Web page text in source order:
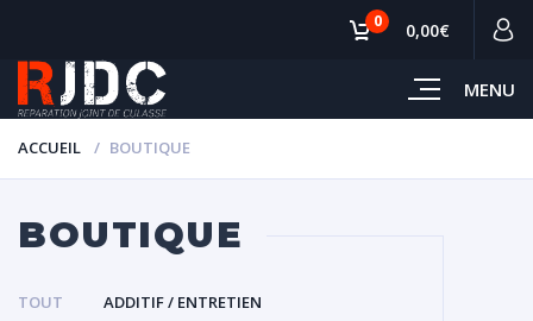
MENU
0 0,00€
ACCUEIL BOUTIQUE
BOUTIQUE
TOUT
ADDITIF / ENTRETIEN